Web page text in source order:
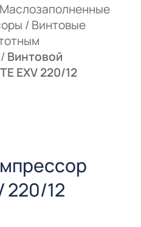
Маслозаполненные
/ Винтовые
/ Винтовой
EXV 220/12
220/12